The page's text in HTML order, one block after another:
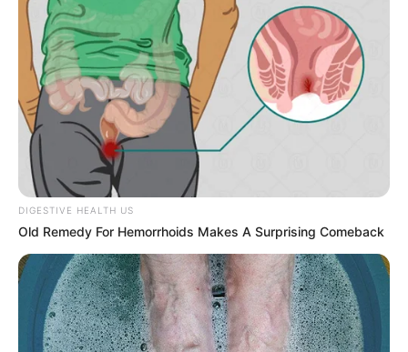
DIGESTIVE HEALTH US
Old Remedy For Hemorrhoids Makes A Surprising Comeback